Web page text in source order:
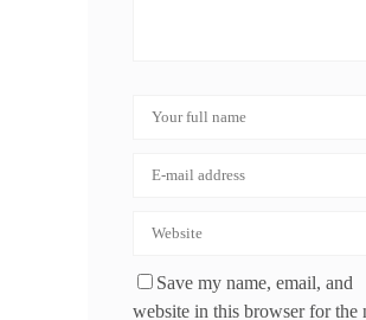
Save my name, email, and
website in this browser for the